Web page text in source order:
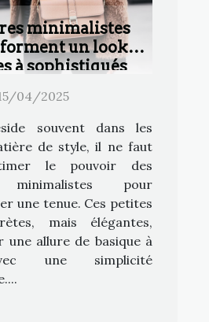
minimalistes
un look
à sophistiqués
04/2025
souvent dans les
de style, il ne faut
le pouvoir des
minimalistes pour
une tenue. Ces petites
mais élégantes,
une allure de basique à
une simplicité